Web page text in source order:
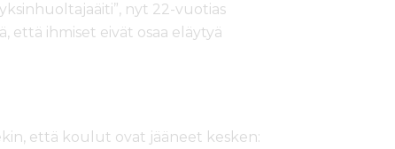
nyt 22-vuotias
että ihmiset eivät osaa eläytyä
että koulut ovat jääneet kesken: